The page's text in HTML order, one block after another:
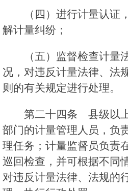
（四）进行计量认证
解计量纠纷；
（五）监督检查计量
况，对违反计量法律、法
则的有关规定进行处理。
第二十四条 县级以
部门的计量管理人员，负
理任务；计量监督员负责
巡回检查，并可根据不同
对违反计量法律、法规的